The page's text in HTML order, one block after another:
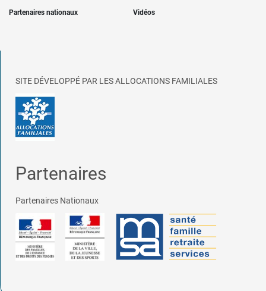
Partenaires nationaux Vidéos
SITE DÉVELOPPÉ PAR LES ALLOCATIONS FAMILIALES
Partenaires
Partenaires Nationaux